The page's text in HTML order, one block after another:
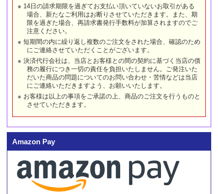
14日の請求期限を過ぎてお支払い頂いていないお取引がある
場合、新たなご利用はお断りさせていただきます。また、期
限を過ぎた場合、再請求書発行手数料が加算されますのでご
注意ください。
短期間の内に繰り返し複数のご注文をされた場合、確認のため
にご連絡させていただくことがございます。
決済代行会社は、当店とお客様との間の契約に基づく当店の債
務の履行につき一切の責任を負担いたしません。ご発注いた
だいた商品の問題についてのお問い合わせ・苦情などは当店
にご連絡いただきますよう、お願いいたします。
お客様は以上の事項をご承諾の上、商品のご注文を行うものと
させていただきます。
Amazon Pay